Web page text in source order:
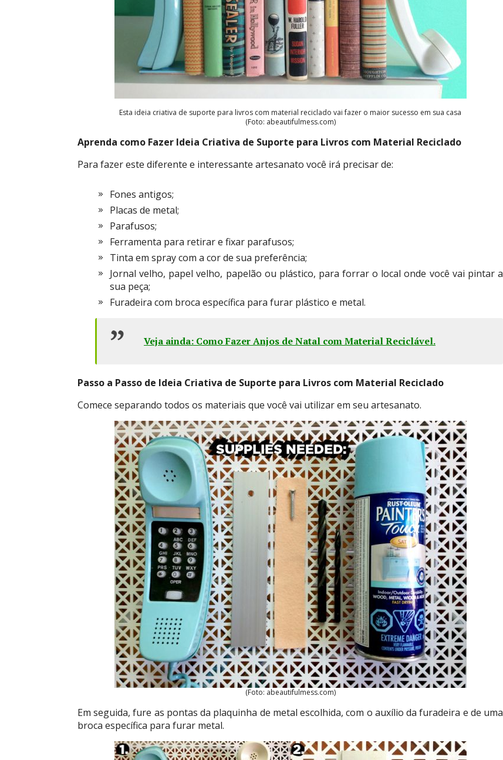
Esta ideia criativa de suporte para livros com material reciclado vai fazer o maior sucesso em sua casa
(Foto: abeautifulmess.com)
Aprenda como Fazer Ideia Criativa de Suporte para Livros com Material Reciclado
Para fazer este diferente e interessante artesanato você irá precisar de:
Fones antigos;
Placas de metal;
Parafusos;
Ferramenta para retirar e fixar parafusos;
Tinta em spray com a cor de sua preferência;
Jornal velho, papel velho, papelão ou plástico, para forrar o local onde você vai pintar a
sua peça;
Furadeira com broca específica para furar plástico e metal.
Veja ainda: Como Fazer Anjos de Natal com Material Reciclável.
Passo a Passo de Ideia Criativa de Suporte para Livros com Material Reciclado
Comece separando todos os materiais que você vai utilizar em seu artesanato.
(Foto: abeautifulmess.com)
Em seguida, fure as pontas da plaquinha de metal escolhida, com o auxílio da furadeira e de uma
broca específica para furar metal.